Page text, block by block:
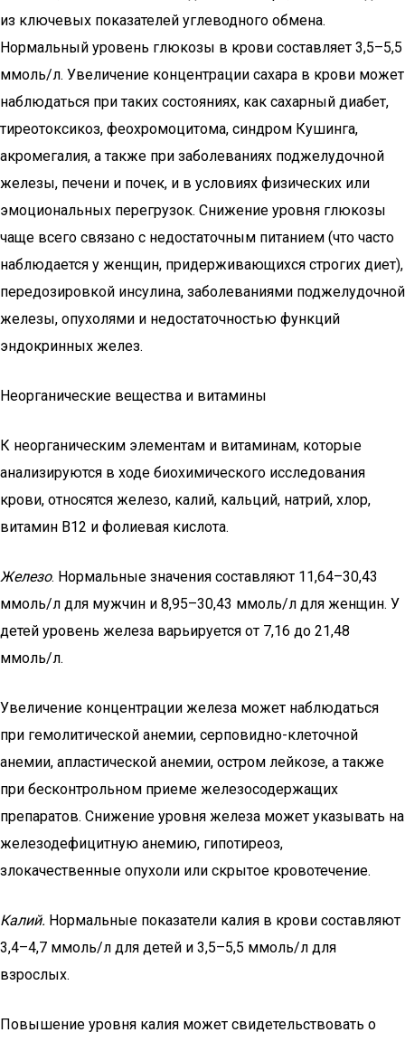
из ключевых показателей углеводного обмена.
Нормальный уровень глюкозы в крови составляет 3,5–5,5
ммоль/л. Увеличение концентрации сахара в крови может
наблюдаться при таких состояниях, как сахарный диабет,
тиреотоксикоз, феохромоцитома, синдром Кушинга,
акромегалия, а также при заболеваниях поджелудочной
железы, печени и почек, и в условиях физических или
эмоциональных перегрузок. Снижение уровня глюкозы
чаще всего связано с недостаточным питанием (что часто
наблюдается у женщин, придерживающихся строгих диет),
передозировкой инсулина, заболеваниями поджелудочной
железы, опухолями и недостаточностью функций
эндокринных желез.
Неорганические вещества и витамины
К неорганическим элементам и витаминам, которые
анализируются в ходе биохимического исследования
крови, относятся железо, калий, кальций, натрий, хлор,
витамин В12 и фолиевая кислота.
Железо. Нормальные значения составляют 11,64–30,43
ммоль/л для мужчин и 8,95–30,43 ммоль/л для женщин. У
детей уровень железа варьируется от 7,16 до 21,48
ммоль/л.
Увеличение концентрации железа может наблюдаться
при гемолитической анемии, серповидно-клеточной
анемии, апластической анемии, остром лейкозе, а также
при бесконтрольном приеме железосодержащих
препаратов. Снижение уровня железа может указывать на
железодефицитную анемию, гипотиреоз,
злокачественные опухоли или скрытое кровотечение.
Калий. Нормальные показатели калия в крови составляют
3,4–4,7 ммоль/л для детей и 3,5–5,5 ммоль/л для
взрослых.
Повышение уровня калия может свидетельствовать о